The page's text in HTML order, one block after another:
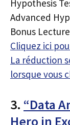
Hypothesis
Advanced
Bonus
Cliquez ici
La réduction
lorsque vous
3. “Data
Hero in